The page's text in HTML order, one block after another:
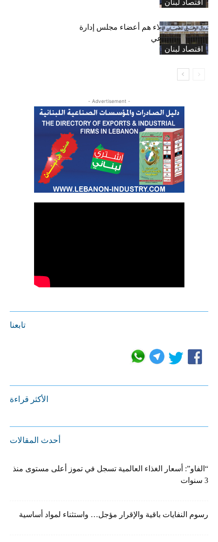
اقتصاد لبنان
اقتصاد لبنان
بعد 19 عاماً: هؤلاء هم أعضاء مجلس إدارة
الضمان الاجتماعي
- Advertisement -
تابعنا
الأكثر قراءة
أحدث المقالات
“الفاو”: أسعار الغذاء العالمية تسجل في تموز أعلى مستوى منذ
3 سنوات
رسوم النفايات باقية والإقرار مؤجل… واستثناء لمواد أساسية